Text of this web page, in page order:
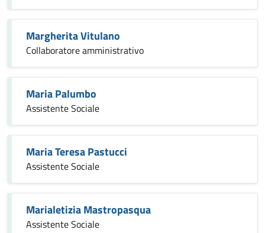
Margherita Vitulano
Collaboratore amministrativo
Maria Palumbo
Assistente Sociale
Maria Teresa Pastucci
Assistente Sociale
Marialetizia Mastropasqua
Assistente Sociale